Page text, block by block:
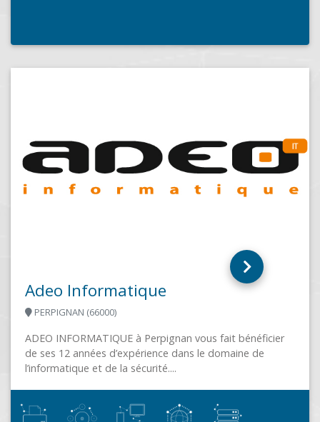
L'informatique à valeur ajoutée Acteur de l'informatique
des professionnels depuis 2004 sur Saint Laurent du
Var 3 secteurs d'activité majeurs:La cybersécurité,...